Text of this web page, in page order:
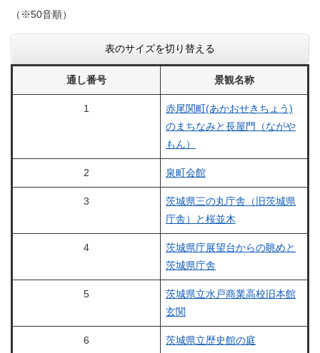
（※50音順）
表のサイズを切り替える
通し番号 景観名称
1
赤尾関町(あかおせきちょう)
のまちなみと長屋門（ながや
もん）
2 泉町会館
3
茨城県三の丸庁舎（旧茨城県
庁舎）と桜並木
4
茨城県庁展望台からの眺めと
茨城県庁舎
5
茨城県立水戸商業高校旧本館
玄関
6 茨城県立歴史館の庭